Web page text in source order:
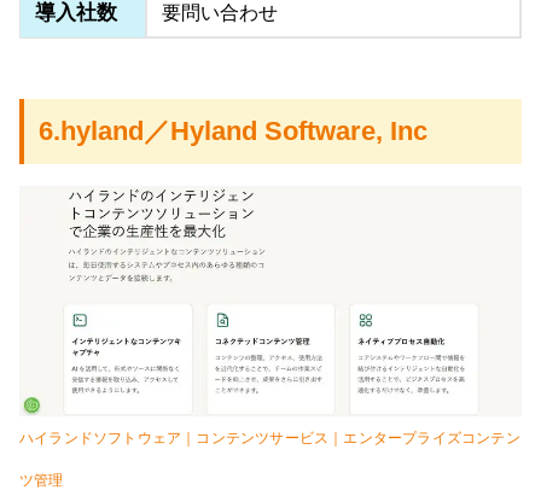
導入社数 要問い合わせ
6.hyland／Hyland Software, Inc
ハイランドソフトウェア｜コンテンツサービス｜エンタープライズコンテン
ツ管理